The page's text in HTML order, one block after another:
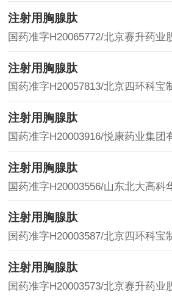
注射用胸腺肽
国药准字H20065772/北京赛升药业
注射用胸腺肽
国药准字H20057813/北京四环科宝
注射用胸腺肽
国药准字H20003916/悦康药业集团
注射用胸腺肽
国药准字H20003556/山东北大高科
注射用胸腺肽
国药准字H20003587/北京四环科宝
注射用胸腺肽
国药准字H20003573/北京赛升药业